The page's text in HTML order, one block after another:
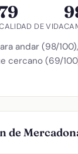
79
DE VIDA
andar (98/
cercano (69/
de